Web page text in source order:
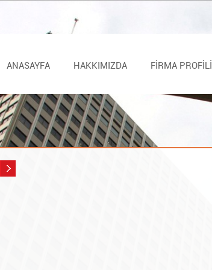
ANASAYFA HAKKIMIZDA FİRMA PROFİLİ